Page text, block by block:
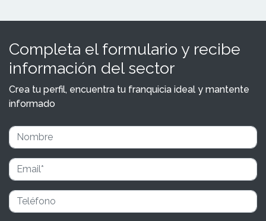
Completa el formulario y recibe
información del sector
Crea tu perfil, encuentra tu franquicia ideal y mantente
informado